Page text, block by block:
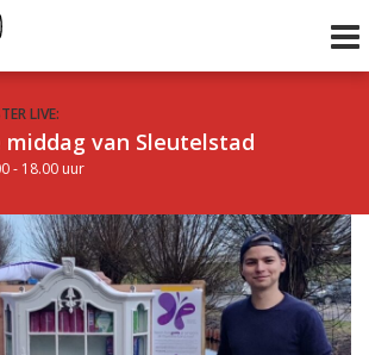
LIVE:
middag van Sleutelstad
- 18.00 uur
met Keanu
uur 1 van 0 Volgend uur